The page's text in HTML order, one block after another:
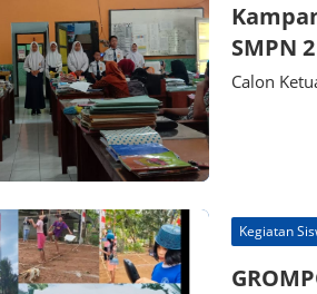
SMPN
Calon
Kegiatan